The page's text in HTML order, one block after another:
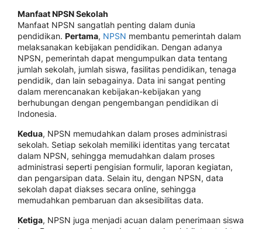
Manfaat NPSN Sekolah
Manfaat NPSN sangatlah penting dalam dunia
pendidikan. Pertama, NPSN membantu pemerintah dalam
melaksanakan kebijakan pendidikan. Dengan adanya
NPSN, pemerintah dapat mengumpulkan data tentang
jumlah sekolah, jumlah siswa, fasilitas pendidikan, tenaga
pendidik, dan lain sebagainya. Data ini sangat penting
dalam merencanakan kebijakan-kebijakan yang
berhubungan dengan pengembangan pendidikan di
Indonesia.
Kedua, NPSN memudahkan dalam proses administrasi
sekolah. Setiap sekolah memiliki identitas yang tercatat
dalam NPSN, sehingga memudahkan dalam proses
administrasi seperti pengisian formulir, laporan kegiatan,
dan pengarsipan data. Selain itu, dengan NPSN, data
sekolah dapat diakses secara online, sehingga
memudahkan pembaruan dan aksesibilitas data.
Ketiga, NPSN juga menjadi acuan dalam penerimaan siswa